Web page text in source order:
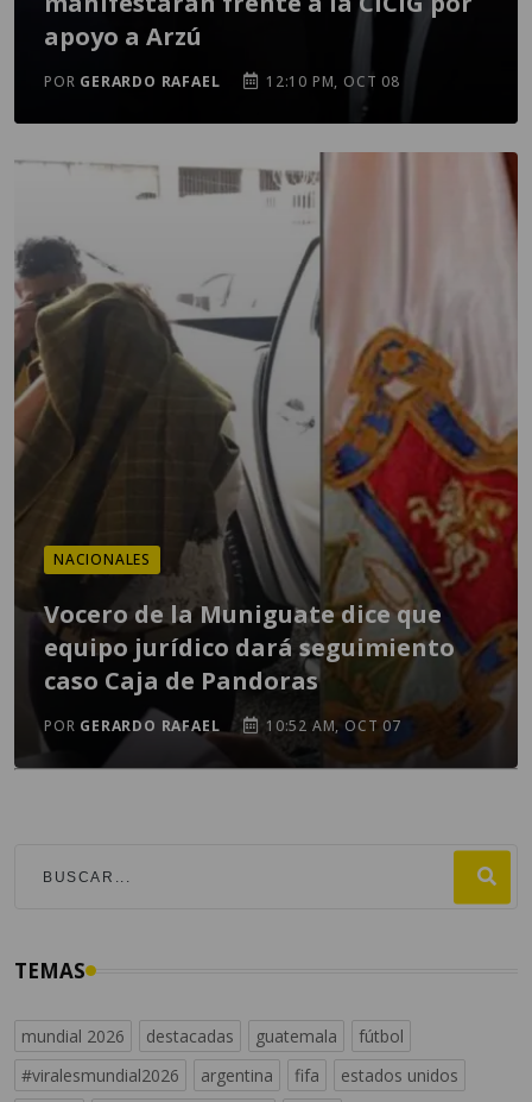
apoyo a Arzú
POR GERARDO RAFAEL 12:10 PM, OCT 08
NACIONALES
Vocero de la Muniguate dice que
equipo jurídico dará seguimiento
caso Caja de Pandoras
POR GERARDO RAFAEL 10:52 AM, OCT 07
TEMAS
mundial 2026 destacadas guatemala
fútbol
#viralesmundial2026
argentina fifa
estados unidos